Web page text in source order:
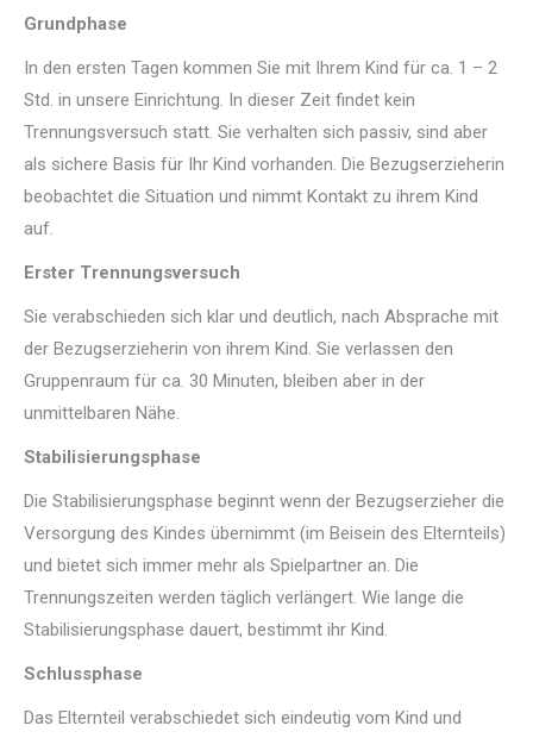
Grundphase
In den ersten Tagen kommen Sie mit Ihrem Kind für ca. 1 – 2
Std. in unsere Einrichtung. In dieser Zeit findet kein
Trennungsversuch statt. Sie verhalten sich passiv, sind aber
als sichere Basis für Ihr Kind vorhanden. Die Bezugserzieherin
beobachtet die Situation und nimmt Kontakt zu ihrem Kind
auf.
Erster Trennungsversuch
Sie verabschieden sich klar und deutlich, nach Absprache mit
der Bezugserzieherin von ihrem Kind. Sie verlassen den
Gruppenraum für ca. 30 Minuten, bleiben aber in der
unmittelbaren Nähe.
Stabilisierungsphase
Die Stabilisierungsphase beginnt wenn der Bezugserzieher die
Versorgung des Kindes übernimmt (im Beisein des Elternteils)
und bietet sich immer mehr als Spielpartner an. Die
Trennungszeiten werden täglich verlängert. Wie lange die
Stabilisierungsphase dauert, bestimmt ihr Kind.
Schlussphase
Das Elternteil verabschiedet sich eindeutig vom Kind und